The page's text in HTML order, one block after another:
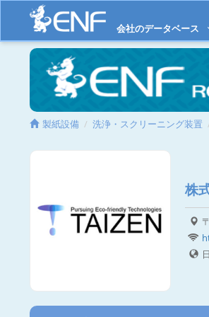
会社のデータベース
製紙設備 洗浄・スクリーニング装置
株